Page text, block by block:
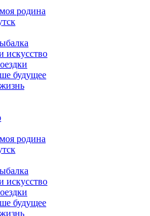
родина
искусство
будущее
родина
искусство
будущее